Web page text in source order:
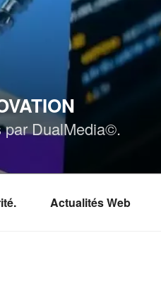
par DualMedia©.
Actualités Web